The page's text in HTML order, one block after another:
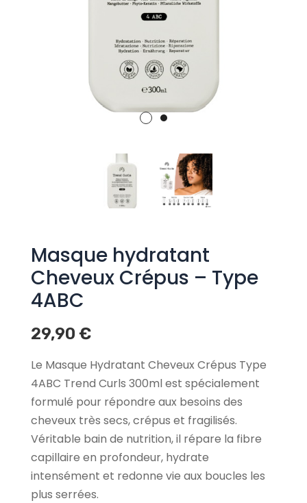
Masque hydratant
Cheveux Crépus – Type
4ABC
29,90 €
Le Masque Hydratant Cheveux Crépus Type
4ABC Trend Curls 300ml est spécialement
formulé pour répondre aux besoins des
cheveux très secs, crépus et fragilisés.
Véritable bain de nutrition, il répare la fibre
capillaire en profondeur, hydrate
intensément et redonne vie aux boucles les
plus serrées.